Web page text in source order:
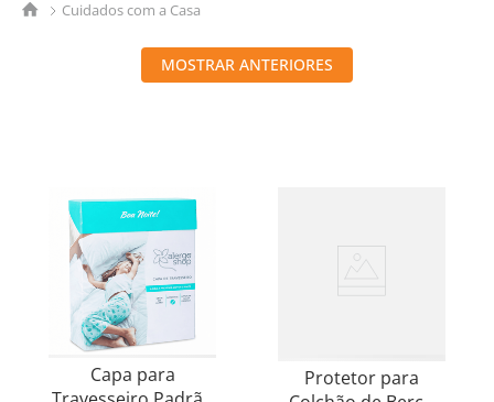
Cuidados com a Casa
MOSTRAR ANTERIORES
Capa para
Protetor para